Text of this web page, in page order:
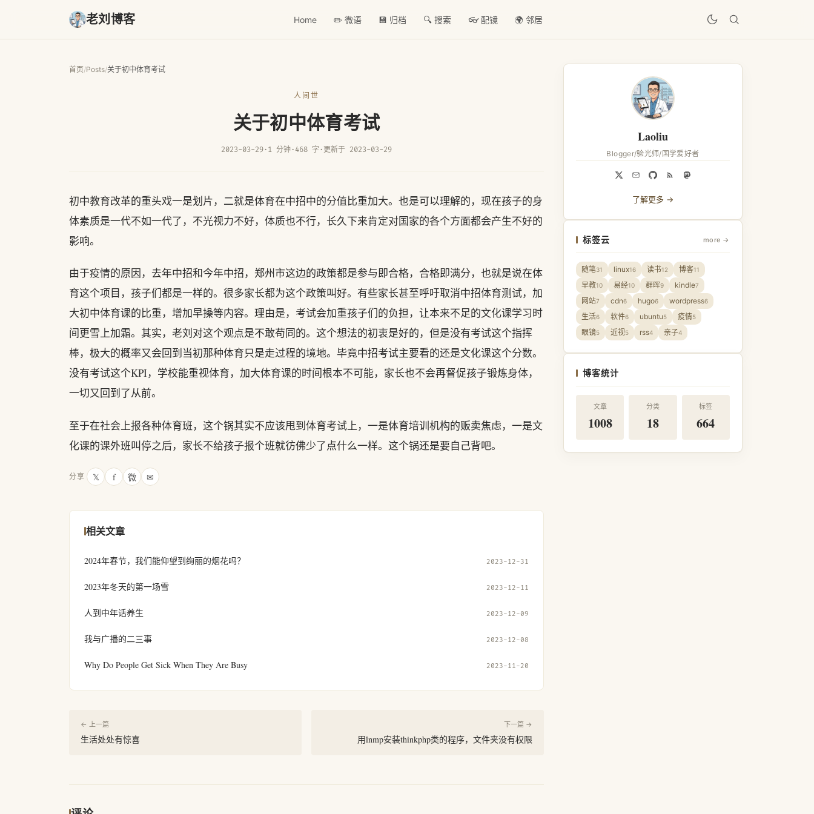
老刘博客 Home ✏️ 微语 💾 归档 🔍 搜索 👓 配镜 🌍 邻居
首页/Posts/关于初中体育考试
人间世
关于初中体育考试
2023-03-29· 1 分钟· 468 字 · 更新于 2023-03-29
初中教育改革的重头戏一是划片，二就是体育在中招中的分值比重加大。也是可以理解的，现在孩子的身
体素质是一代不如一代了，不光视力不好，体质也不行，长久下来肯定对国家的各个方面都会产生不好的
影响。
由于疫情的原因，去年中招和今年中招，郑州市这边的政策都是参与即合格，合格即满分，也就是说在体
育这个项目，孩子们都是一样的。很多家长都为这个政策叫好。有些家长甚至呼吁取消中招体育测试，加
大初中体育课的比重，增加早操等内容。理由是，考试会加重孩子们的负担，让本来不足的文化课学习时
间更雪上加霜。其实，老刘对这个观点是不敢苟同的。这个想法的初衷是好的，但是没有考试这个指挥
棒，极大的概率又会回到当初那种体育只是走过程的境地。毕竟中招考试主要看的还是文化课这个分数。
没有考试这个KPI，学校能重视体育，加大体育课的时间根本不可能，家长也不会再督促孩子锻炼身体，
一切又回到了从前。
至于在社会上报各种体育班，这个锅其实不应该甩到体育考试上，一是体育培训机构的贩卖焦虑，一是文
化课的课外班叫停之后，家长不给孩子报个班就彷佛少了点什么一样。这个锅还是要自己背吧。
分享 𝕏 f 微 ✉
相关文章
2024年春节，我们能仰望到绚丽的烟花吗？ 2023-12-31
2023年冬天的第一场雪 2023-12-11
人到中年话养生 2023-12-09
我与广播的二三事 2023-12-08
Why Do People Get Sick When They Are Busy 2023-11-20
← 上一篇
生活处处有惊喜
下一篇 →
用lnmp安装thinkphp类的程序，文件夹没有权限
Laoliu
Blogger/验光师/国学爱好者
了解更多 →
标签云 more →
随笔31 linux16 读书12 博客11
早教10 易经10 群晖9 kindle7
网站7 cdn6 hugo6 wordpress6
生活6 软件6 ubuntu5 疫情5
眼镜5 近视5 rss4 亲子4
博客统计
文章
1008
分类
18
标签
664